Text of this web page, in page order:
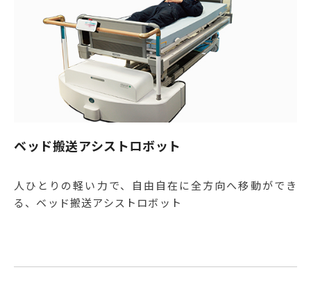
ベッド搬送アシストロボット
人ひとりの軽い力で、自由自在に全方向へ移動ができ
る、ベッド搬送アシストロボット